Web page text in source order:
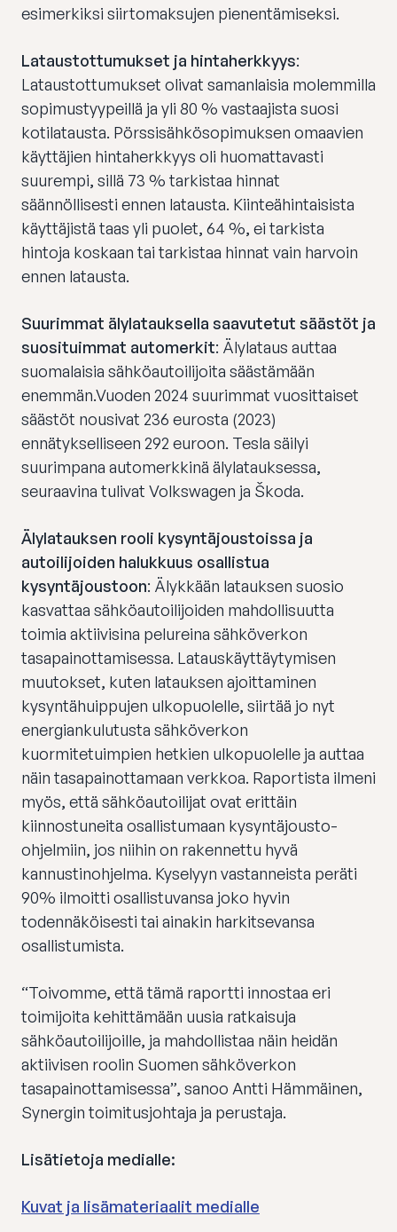
esimerkiksi siirtomaksujen pienentämiseksi.
Lataustottumukset ja hintaherkkyys:
Lataustottumukset olivat samanlaisia molemmilla
sopimustyypeillä ja yli 80 % vastaajista suosi
kotilatausta. Pörssisähkösopimuksen omaavien
käyttäjien hintaherkkyys oli huomattavasti
suurempi, sillä 73 % tarkistaa hinnat
säännöllisesti ennen latausta. Kiinteähintaisista
käyttäjistä taas yli puolet, 64 %, ei tarkista
hintoja koskaan tai tarkistaa hinnat vain harvoin
ennen latausta.
Suurimmat älylatauksella saavutetut säästöt ja
suosituimmat automerkit: Älylataus auttaa
suomalaisia sähköautoilijoita säästämään
enemmän.Vuoden 2024 suurimmat vuosittaiset
säästöt nousivat 236 eurosta (2023)
ennätykselliseen 292 euroon. Tesla säilyi
suurimpana automerkkinä älylatauksessa,
seuraavina tulivat Volkswagen ja Škoda.
Älylatauksen rooli kysyntäjoustoissa ja
autoilijoiden halukkuus osallistua
kysyntäjoustoon: Älykkään latauksen suosio
kasvattaa sähköautoilijoiden mahdollisuutta
toimia aktiivisina pelureina sähköverkon
tasapainottamisessa. Latauskäyttäytymisen
muutokset, kuten latauksen ajoittaminen
kysyntähuippujen ulkopuolelle, siirtää jo nyt
energiankulutusta sähköverkon
kuormitetuimpien hetkien ulkopuolelle ja auttaa
näin tasapainottamaan verkkoa. Raportista ilmeni
myös, että sähköautoilijat ovat erittäin
kiinnostuneita osallistumaan kysyntäjousto-
ohjelmiin, jos niihin on rakennettu hyvä
kannustinohjelma. Kyselyyn vastanneista peräti
90% ilmoitti osallistuvansa joko hyvin
todennäköisesti tai ainakin harkitsevansa
osallistumista.
“Toivomme, että tämä raportti innostaa eri
toimijoita kehittämään uusia ratkaisuja
sähköautoilijoille, ja mahdollistaa näin heidän
aktiivisen roolin Suomen sähköverkon
tasapainottamisessa”, sanoo Antti Hämmäinen,
Synergin toimitusjohtaja ja perustaja.
Lisätietoja medialle:
Kuvat ja lisämateriaalit medialle